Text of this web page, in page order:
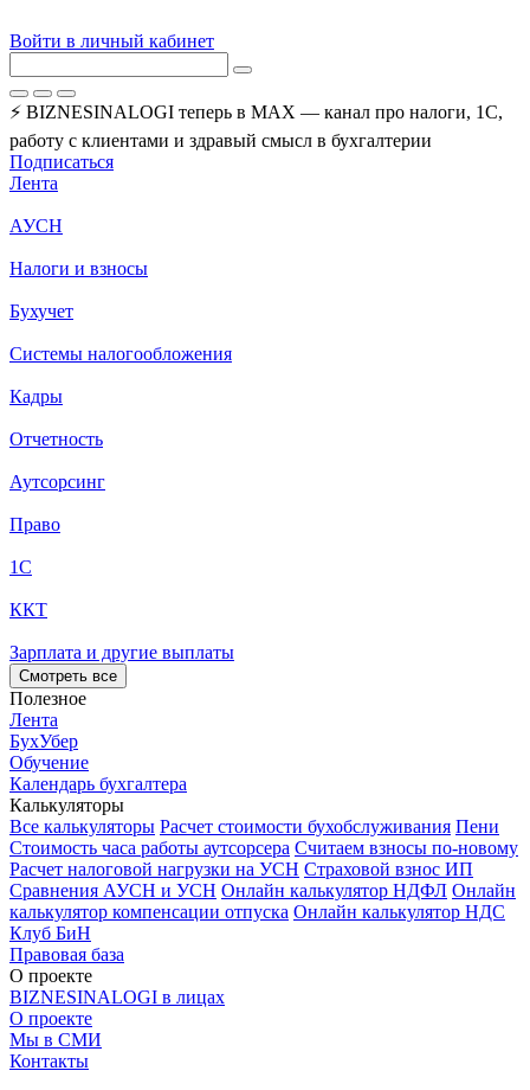
Войти в личный кабинет
⚡ BIZNESINALOGI теперь в MAX — канал про налоги, 1С,
работу с клиентами и здравый смысл в бухгалтерии
Подписаться
Лента
АУСН
Налоги и взносы
Бухучет
Системы налогообложения
Кадры
Отчетность
Аутсорсинг
Право
1С
ККТ
Зарплата и другие выплаты
Смотреть все
Полезное
Лента
БухУбер
Обучение
Календарь бухгалтера
Калькуляторы
Все калькуляторы Расчет стоимости бухобслуживания Пени
Стоимость часа работы аутсорсера Считаем взносы по-новому
Расчет налоговой нагрузки на УСН Страховой взнос ИП
Сравнения АУСН и УСН Онлайн калькулятор НДФЛ Онлайн
калькулятор компенсации отпуска Онлайн калькулятор НДС
Клуб БиН
Правовая база
О проекте
BIZNESINALOGI в лицах
О проекте
Мы в СМИ
Контакты